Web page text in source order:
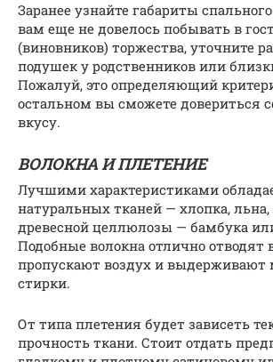
Заранее узнайте габариты
вам еще не довелось побывать в
(виновников) торжества, уточните
подушек у родственников или
Пожалуй, это определяющий
остальном вы сможете довериться
вкусу.
ВОЛОКНА И ПЛЕТЕНИЕ
Лучшими характеристиками
натуральных тканей — хлопка,
древесной целлюлозы — бамбука
Подобные волокна отлично отводят
пропускают воздух и выдерживают
стирки.
От типа плетения будет зависеть
прочность ткани. Стоит отдать